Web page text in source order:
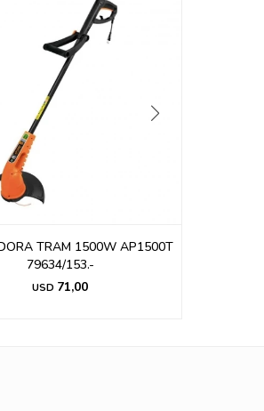
TRAM 1500W AP1500T
79634/153.-
USD 71,00